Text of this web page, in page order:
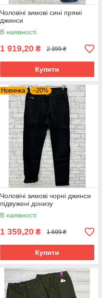
Чоловічі зимові сині прямі
джинси
В наявності
1 919,20 ₴ 2 399 ₴
Купити
Новинка –20%
Чоловічі зимові чорні джинси
підвужені донизу
В наявності
1 359,20 ₴ 1 699 ₴
Купити